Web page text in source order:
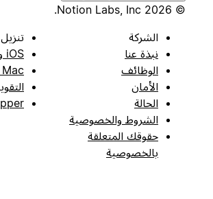
الشركة
نبذة عنا
الوظائف
الأمان
الحالة
الشروط والخصوصية
حقوقك المتعلقة
بالخصوصية
تنزيل
iOS وAndroid
Mac وWindows
التقويم
Clipper